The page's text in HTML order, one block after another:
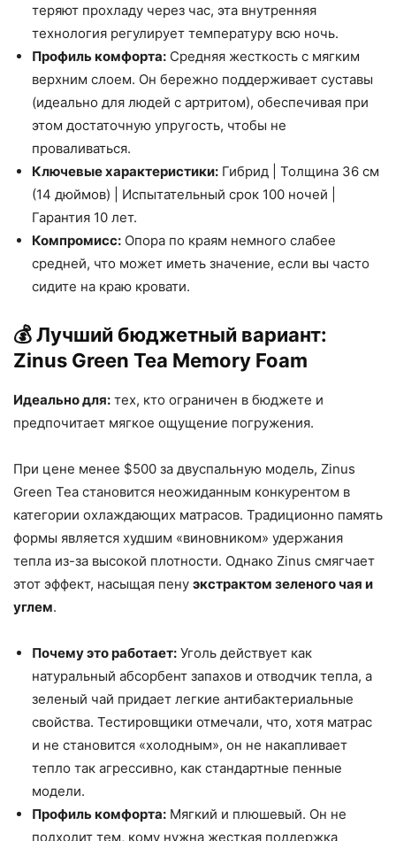
теряют прохладу через час, эта внутренняя
технология регулирует температуру всю ночь.
Профиль комфорта: Средняя жесткость с мягким
верхним слоем. Он бережно поддерживает суставы
(идеально для людей с артритом), обеспечивая при
этом достаточную упругость, чтобы не
проваливаться.
Ключевые характеристики: Гибрид | Толщина 36 см
(14 дюймов) | Испытательный срок 100 ночей |
Гарантия 10 лет.
Компромисс: Опора по краям немного слабее
средней, что может иметь значение, если вы часто
сидите на краю кровати.
💰 Лучший бюджетный вариант:
Zinus Green Tea Memory Foam
Идеально для: тех, кто ограничен в бюджете и
предпочитает мягкое ощущение погружения.
При цене менее $500 за двуспальную модель, Zinus
Green Tea становится неожиданным конкурентом в
категории охлаждающих матрасов. Традиционно память
формы является худшим «виновником» удержания
тепла из-за высокой плотности. Однако Zinus смягчает
этот эффект, насыщая пену экстрактом зеленого чая и
углем.
Почему это работает: Уголь действует как
натуральный абсорбент запахов и отводчик тепла, а
зеленый чай придает легкие антибактериальные
свойства. Тестировщики отмечали, что, хотя матрас
и не становится «холодным», он не накапливает
тепло так агрессивно, как стандартные пенные
модели.
Профиль комфорта: Мягкий и плюшевый. Он не
подходит тем, кому нужна жесткая поддержка